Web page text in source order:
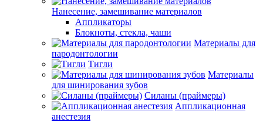
Нанесение, замешивание материалов
Аппликаторы
Блокноты, стекла, чаши
Материалы для
пародонтологии
Тигли
Материалы
для шинирования зубов
Силаны (праймеры)
Аппликационная
анестезия